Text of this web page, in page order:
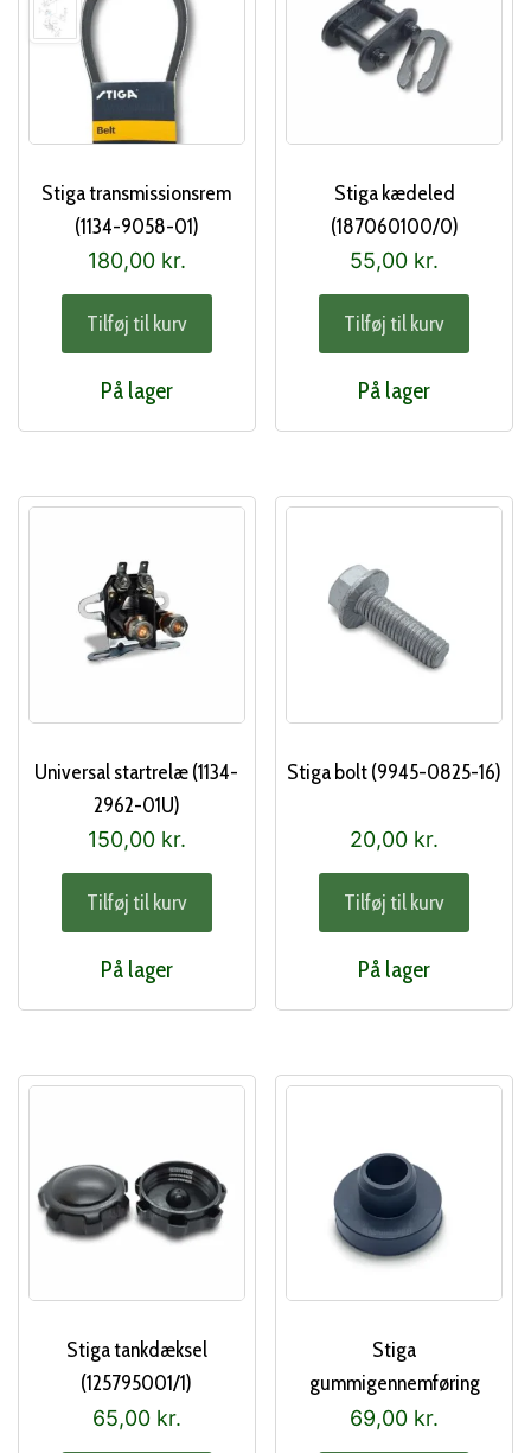
Stiga transmissionsrem
(1134-9058-01)
180,00 kr.
Tilføj til kurv
På lager
Stiga kædeled
(187060100/0)
55,00 kr.
Tilføj til kurv
På lager
Universal startrelæ (1134-
2962-01U)
150,00 kr.
Tilføj til kurv
På lager
Stiga bolt (9945-0825-16)
20,00 kr.
Tilføj til kurv
På lager
Stiga tankdæksel
(125795001/1)
65,00 kr.
Stiga
gummigennemføring
(337260156/0)
69,00 kr.